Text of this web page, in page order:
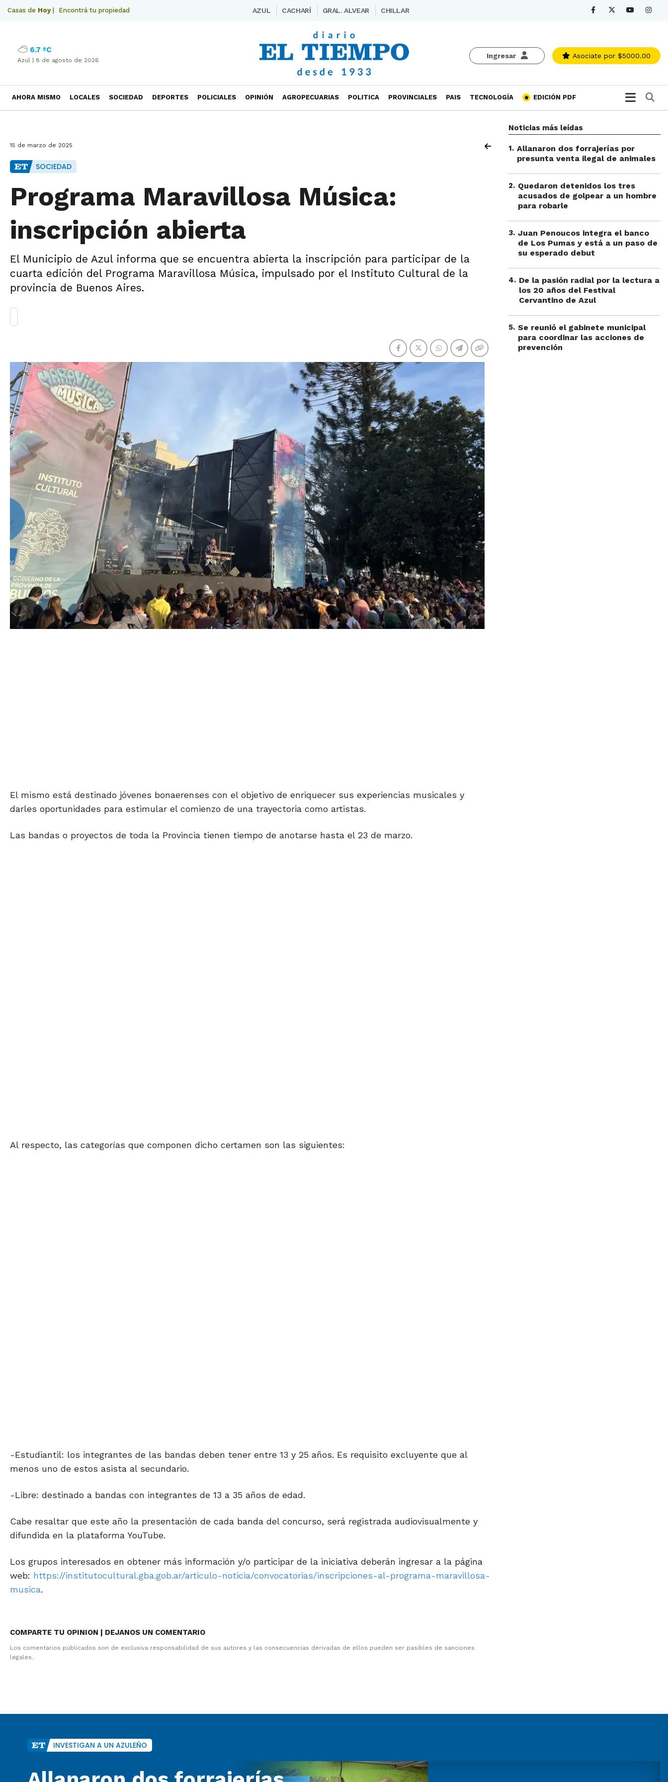
Casas de Hoy| Encontrá tu propiedad AZUL CACHARÍ GRAL. ALVEAR CHILLAR
Ingresar Asociate por $5000.00
6.7 ºC
Azul | 8 de agosto de 2026
AHORA MISMO LOCALES SOCIEDAD DEPORTES POLICIALES OPINIÓN AGROPECUARIAS POLITICA PROVINCIALES PAIS TECNOLOGÍA EDICIÓN PDF
15 de marzo de 2025
SOCIEDAD
Programa Maravillosa Música:
inscripción abierta
El Municipio de Azul informa que se encuentra abierta la inscripción para participar de la
cuarta edición del Programa Maravillosa Música, impulsado por el Instituto Cultural de la
provincia de Buenos Aires.
El mismo está destinado jóvenes bonaerenses con el objetivo de enriquecer sus experiencias musicales y
darles oportunidades para estimular el comienzo de una trayectoria como artistas.
Las bandas o proyectos de toda la Provincia tienen tiempo de anotarse hasta el 23 de marzo.
Al respecto, las categorías que componen dicho certamen son las siguientes:
-Estudiantil: los integrantes de las bandas deben tener entre 13 y 25 años. Es requisito excluyente que al
menos uno de estos asista al secundario.
-Libre: destinado a bandas con integrantes de 13 a 35 años de edad.
Cabe resaltar que este año la presentación de cada banda del concurso, será registrada audiovisualmente y
difundida en la plataforma YouTube.
Los grupos interesados en obtener más información y/o participar de la iniciativa deberán ingresar a la página
web: https://institutocultural.gba.gob.ar/articulo-noticia/convocatorias/inscripciones-al-programa-maravillosa-
musica.
COMPARTE TU OPINION | DEJANOS UN COMENTARIO
Los comentarios publicados son de exclusiva responsabilidad de sus autores y las consecuencias derivadas de ellos pueden ser pasibles de sanciones
legales.
Noticias más leídas
1. Allanaron dos forrajerías por
presunta venta ilegal de animales
2. Quedaron detenidos los tres
acusados de golpear a un hombre
para robarle
3. Juan Penoucos integra el banco
de Los Pumas y está a un paso de
su esperado debut
4. De la pasión radial por la lectura a
los 20 años del Festival
Cervantino de Azul
5. Se reunió el gabinete municipal
para coordinar las acciones de
prevención
INVESTIGAN A UN AZULEÑO